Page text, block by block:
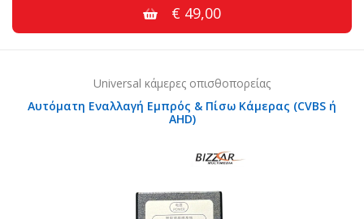
€ 49,00
Universal κάμερες οπισθοπορείας
Αυτόματη Εναλλαγή Εμπρός & Πίσω Κάμερας (CVBS ή
AHD)